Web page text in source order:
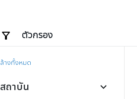
ตัวกรอง
ล้างทั้งหมด
สถาบัน keyboard_arrow_down